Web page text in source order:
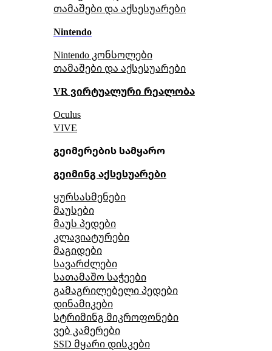
თამაშები და აქსესუარები
Nintendo
Nintendo კონსოლები
თამაშები და აქსესუარები
VR ვირტუალური რეალობა
Oculus
VIVE
გეიმერების სამყარო
გეიმინგ აქსესუარები
ყურსასმენები
მაუსები
მაუს პედები
კლავიატურები
მაგიდები
სავარძლები
სათამაშო საჭეები
გამაგრილებელი პედები
დინამიკები
სტრიმინგ მიკროფონები
ვებ კამერები
SSD მყარი დისკები